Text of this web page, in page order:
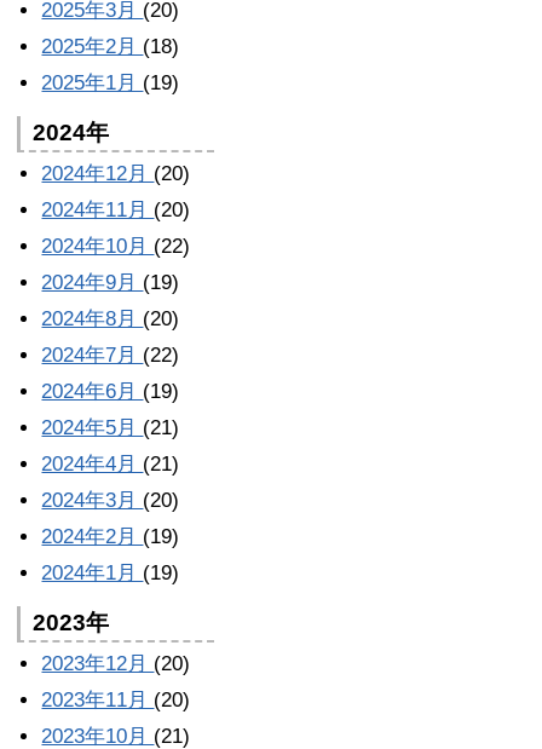
2025年3月 (20)
2025年2月 (18)
2025年1月 (19)
2024年
2024年12月 (20)
2024年11月 (20)
2024年10月 (22)
2024年9月 (19)
2024年8月 (20)
2024年7月 (22)
2024年6月 (19)
2024年5月 (21)
2024年4月 (21)
2024年3月 (20)
2024年2月 (19)
2024年1月 (19)
2023年
2023年12月 (20)
2023年11月 (20)
2023年10月 (21)